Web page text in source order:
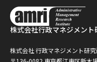
株式会社行政マネジメント
株式会社 行政マネジメント研